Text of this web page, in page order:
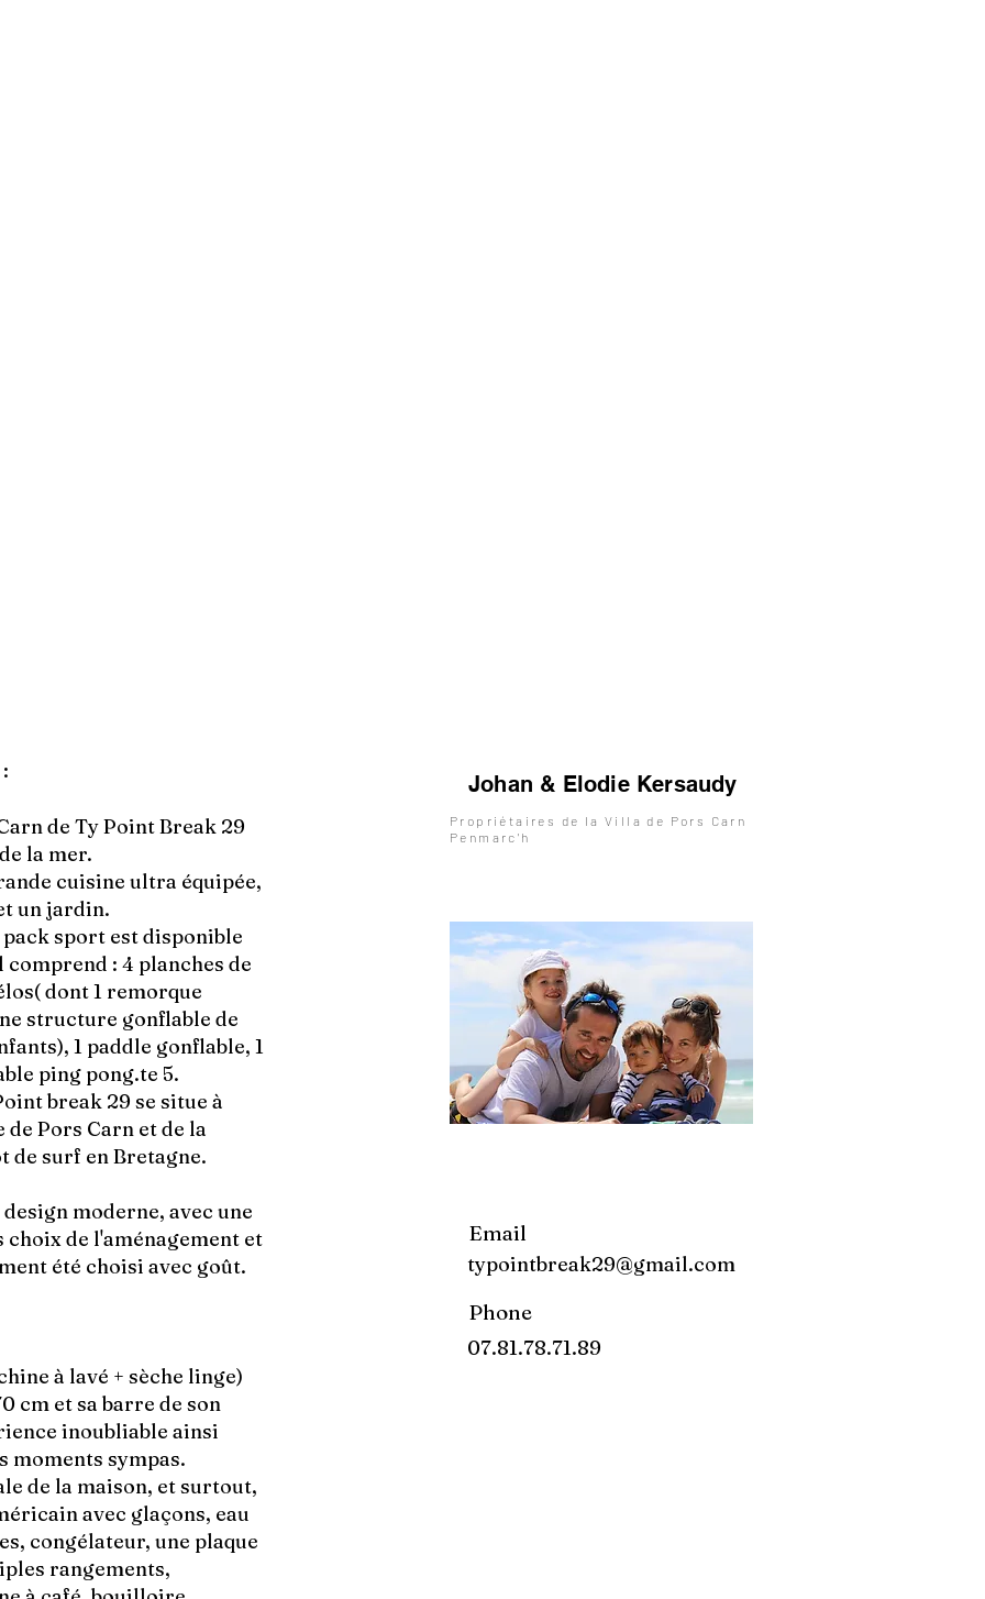
de Ty Point Break 29
la mer.
cuisine ultra équipée,
un jardin.
sport est disponible
: 4 planches de
dont 1 remorque
structure gonflable de
1 paddle gonflable, 1
ping pong.te 5.
break 29 se situe à
Pors Carn et de la
de surf en Bretagne.
moderne, avec une
choix de l'aménagement et
été choisi avec goût.
à lavé + sèche linge)
cm et sa barre de son
inoubliable ainsi
moments sympas.
de la maison, et surtout,
avec glaçons, eau
congélateur, une plaque
rangements,
Email
Phone
Johan & Elodie Kersaudy
Propriétaires de la Villa de Pors Carn
Penmarc'h
typointbreak29@gmail.com
07.81.78.71.89